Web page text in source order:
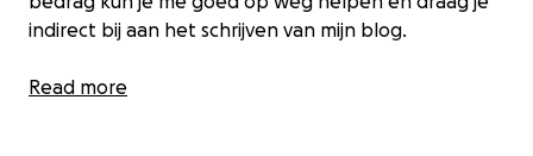
indirect bij aan het schrijven van mijn blog.
Het streefbedrag van deze pagina is geen doel
Read more